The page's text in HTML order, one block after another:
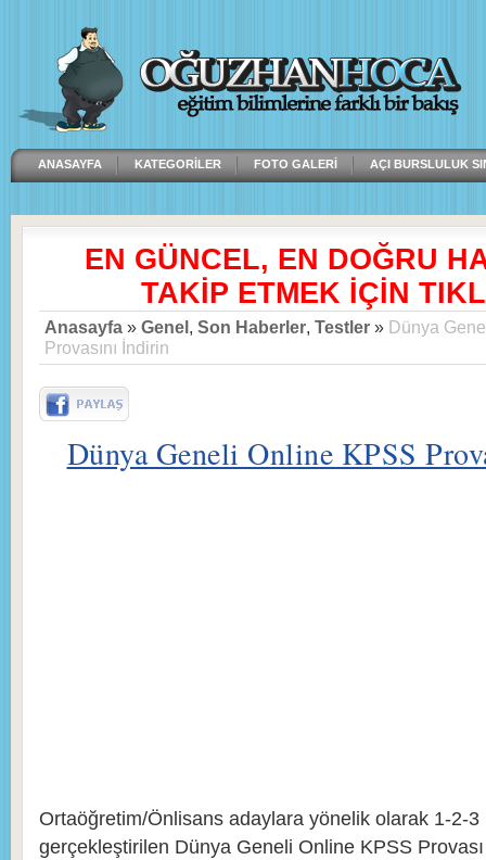
ANASAYFA KATEGORILER FOTO GALERI AÇI BURSLULUK
EN GÜNCEL, EN DOĞRU
TAKİP ETMEK İÇİN
Anasayfa » Genel, Son Haberler, Testler » Dünya
Provasını İndirin
Dünya Geneli Online KPSS
Ortaöğretim/Önlisans adaylara yönelik olarak 1-2-
gerçekleştirilen Dünya Geneli Online KPSS